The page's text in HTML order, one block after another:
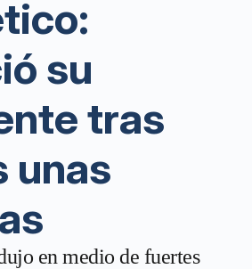
su
tras
unas
en medio de fuertes